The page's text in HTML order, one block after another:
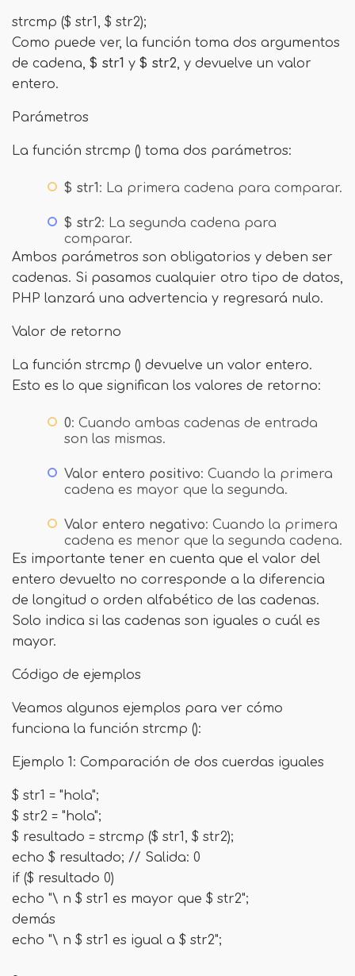
strcmp ($ str1, $ str2);
Como puede ver, la función toma dos argumentos
de cadena, $ str1 y $ str2, y devuelve un valor
entero.
Parámetros
La función strcmp () toma dos parámetros:
$ str1 : La primera cadena para comparar.
$ str2: La segunda cadena para
comparar.
Ambos parámetros son obligatorios y deben ser
cadenas. Si pasamos cualquier otro tipo de datos,
PHP lanzará una advertencia y regresará nulo.
Valor de retorno
La función strcmp () devuelve un valor entero.
Esto es lo que significan los valores de retorno:
0: Cuando ambas cadenas de entrada
son las mismas.
Valor entero positivo: Cuando la primera
cadena es mayor que la segunda.
Valor entero negativo: Cuando la primera
cadena es menor que la segunda cadena.
Es importante tener en cuenta que el valor del
entero devuelto no corresponde a la diferencia
de longitud o orden alfabético de las cadenas.
Solo indica si las cadenas son iguales o cuál es
mayor.
Código de ejemplos
Veamos algunos ejemplos para ver cómo
funciona la función strcmp ():
Ejemplo 1: Comparación de dos cuerdas iguales
$ str1 = "hola";
$ str2 = "hola";
$ resultado = strcmp ($ str1, $ str2);
echo $ resultado; // Salida: 0
if ($ resultado 0)
echo "\ n $ str1 es mayor que $ str2";
demás
echo "\ n $ str1 es igual a $ str2";